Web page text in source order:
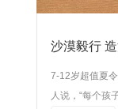
沙漠毅行 造
7-12岁超值夏
人说，“每个孩